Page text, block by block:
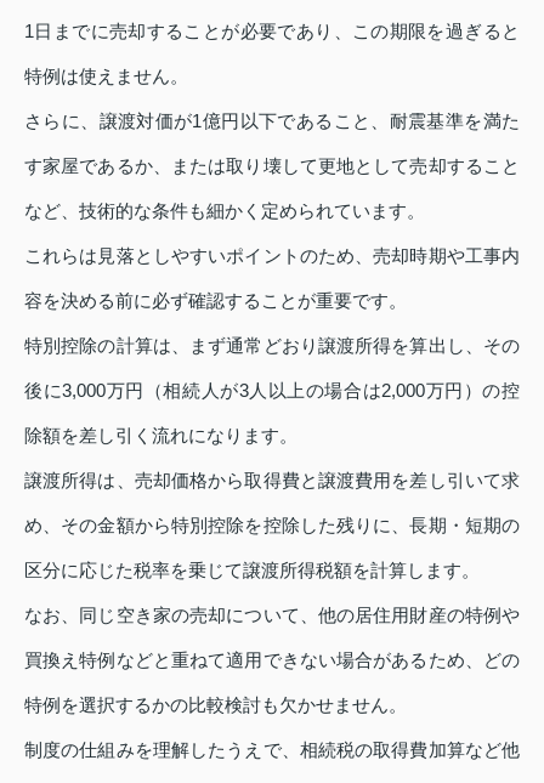
1日までに売却することが必要であり、この期限を過ぎると
特例は使えません。
さらに、譲渡対価が1億円以下であること、耐震基準を満た
す家屋であるか、または取り壊して更地として売却すること
など、技術的な条件も細かく定められています。
これらは見落としやすいポイントのため、売却時期や工事内
容を決める前に必ず確認することが重要です。
特別控除の計算は、まず通常どおり譲渡所得を算出し、その
後に3,000万円（相続人が3人以上の場合は2,000万円）の控
除額を差し引く流れになります。
譲渡所得は、売却価格から取得費と譲渡費用を差し引いて求
め、その金額から特別控除を控除した残りに、長期・短期の
区分に応じた税率を乗じて譲渡所得税額を計算します。
なお、同じ空き家の売却について、他の居住用財産の特例や
買換え特例などと重ねて適用できない場合があるため、どの
特例を選択するかの比較検討も欠かせません。
制度の仕組みを理解したうえで、相続税の取得費加算など他